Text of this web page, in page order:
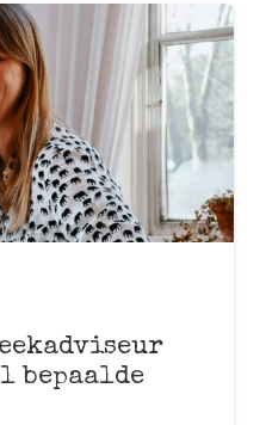
bepaalde